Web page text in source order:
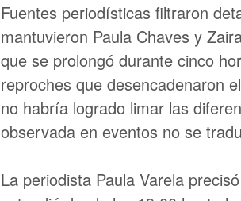
Fuentes periodísticas filtraron
mantuvieron Paula Chaves y
que se prolongó durante cinco
reproches que desencadenaron
no habría logrado limar las
observada en eventos no se
La periodista Paula Varela